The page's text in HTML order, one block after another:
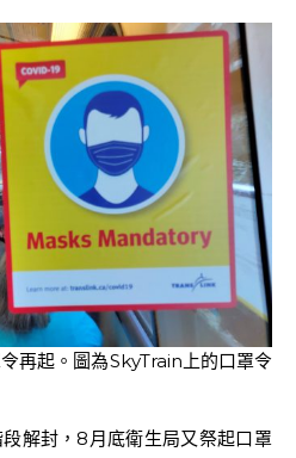
再起。圖為SkyTrain上的口罩令
解封，8月底衛生局又祭起口罩